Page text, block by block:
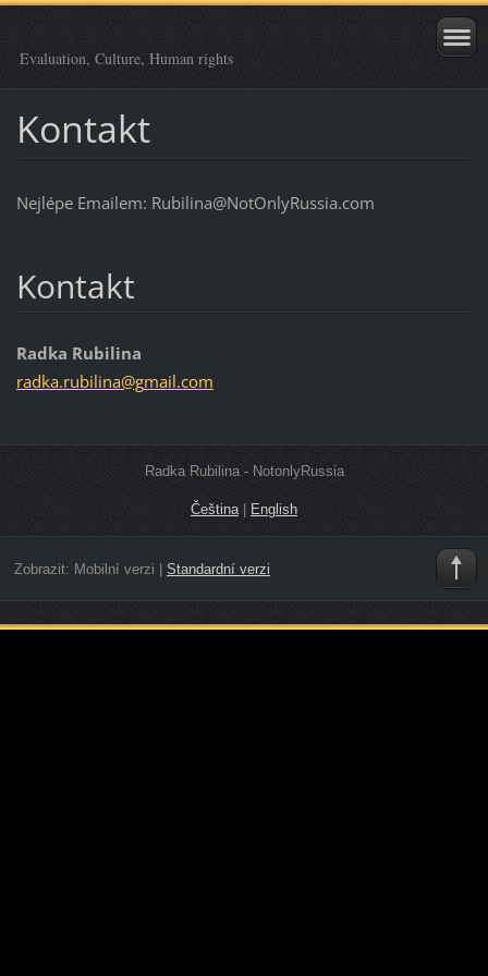
Evaluation, Culture, Human rights
Kontakt
Nejlépe Emailem: Rubilina@NotOnlyRussia.com
Kontakt
Radka Rubilina
radka.rubilina@gmail.com
Radka Rubilina - NotonlyRussia
Čeština | English
Zobrazit: Mobilní verzi Standardní verzi